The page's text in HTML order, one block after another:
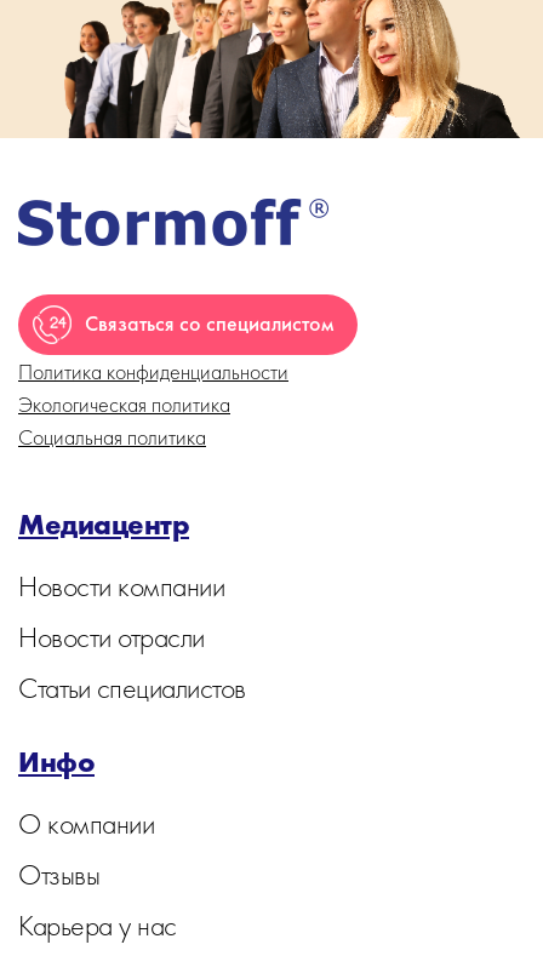
Связаться со специалистом
Политика конфиденциальности
Экологическая политика
Социальная политика
Медиацентр
Новости компании
Новости отрасли
Статьи специалистов
Инфо
О компании
Отзывы
Карьера у нас